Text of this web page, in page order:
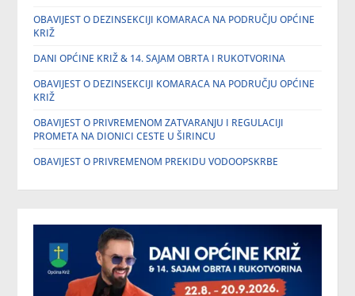
OBAVIJEST O DEZINSEKCIJI KOMARACA NA PODRUČJU OPĆINE
KRIŽ
DANI OPĆINE KRIŽ & 14. SAJAM OBRTA I RUKOTVORINA
OBAVIJEST O DEZINSEKCIJI KOMARACA NA PODRUČJU OPĆINE
KRIŽ
OBAVIJEST O PRIVREMENOM ZATVARANJU I REGULACIJI
PROMETA NA DIONICI CESTE U ŠIRINCU
OBAVIJEST O PRIVREMENOM PREKIDU VODOOPSKRBE